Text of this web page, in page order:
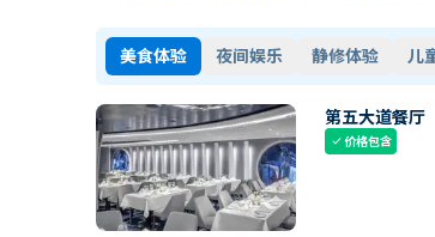
美食体验 夜间娱乐 静修体验 儿
第五大道餐厅
check价格包含